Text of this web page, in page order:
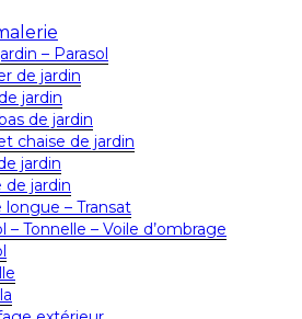
– Parasol
de jardin
jardin
de jardin
chaise de jardin
jardin
de jardin
longue – Transat
– Tonnelle – Voile d’ombrage